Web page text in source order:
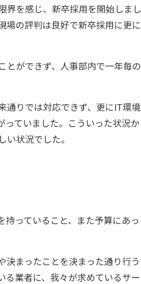
界を感じ、新卒採用を開始しまし
場の評判は良好で新卒採用に更に
とができず、人事部内で一年毎の
通りでは対応できず、更にIT環境
っていました。こういった状況か
状況でした。
っていること、また予算にあっ
まったことを決まった通り行う
る業者に、我々が求めているサー